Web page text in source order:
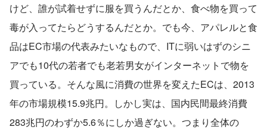
けど、誰が試着せずに服を買うんだとか、食べ物を買って
毒が入ってたらどうするんだとか。でも今、アパレルと食
品はEC市場の代表みたいなもので、ITに弱いはずのシニ
アでも10代の若者でも老若男女がインターネットで物を
買っている。そんな風に消費の世界を変えたECは、2013
年の市場規模15.9兆円。しかし実は、国内民間最終消費
283兆円のわずか5.6％にしか過ぎない。つまり全体の